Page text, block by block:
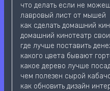
что делать если не
лавровый лист от мышей
как сделать домашний
домашний кинотеатр
где лучше поставить
какого цвета бывают
какое дерево лучше
чем полезен сырой
как обновить дизайн